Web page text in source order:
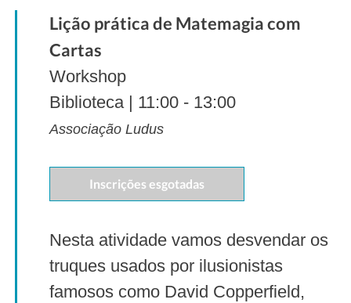
Lição prática de Matemagia com
Cartas
Workshop
Biblioteca | 11:00 - 13:00
Associação Ludus
Inscrições esgotadas
Nesta atividade vamos desvendar os
truques usados por ilusionistas
famosos como David Copperfield,